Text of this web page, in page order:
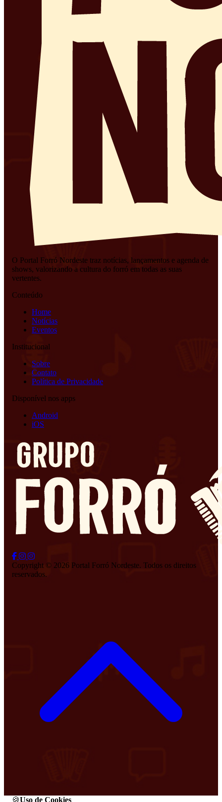
O Portal Forró Nordeste traz notícias, lançamentos e agenda de
shows, valorizando a cultura do forró em todas as suas
vertentes.
Conteúdo
Home
Notícias
Eventos
Institucional
Sobre
Contato
Política de Privacidade
Disponível nos apps
Android
iOS
Copyright © 2026 Portal Forró Nordeste. Todos os direitos
reservados.
🍪Uso de Cookies